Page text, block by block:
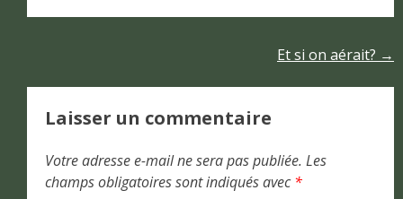
de
Et si on aérait? →
Laisser un commentaire
Votre adresse e-mail ne sera pas publiée. Les
champs obligatoires sont indiqués avec*